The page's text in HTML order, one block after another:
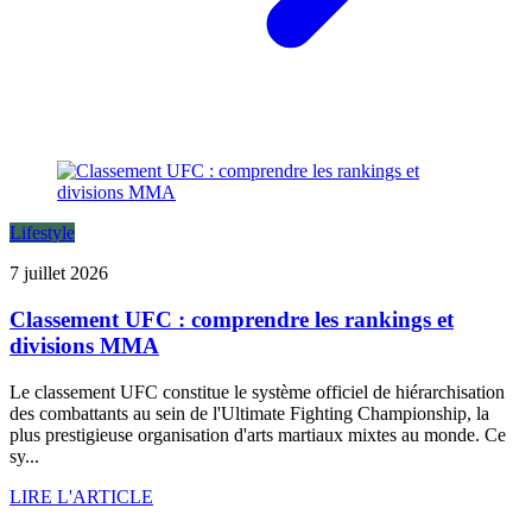
Lifestyle
7 juillet 2026
Classement UFC : comprendre les rankings et
divisions MMA
Le classement UFC constitue le système officiel de hiérarchisation
des combattants au sein de l'Ultimate Fighting Championship, la
plus prestigieuse organisation d'arts martiaux mixtes au monde. Ce
sy...
LIRE L'ARTICLE